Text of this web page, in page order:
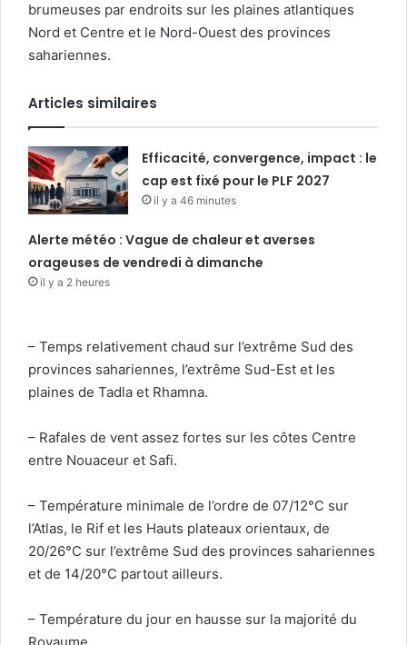
brumeuses par endroits sur les plaines atlantiques
Nord et Centre et le Nord-Ouest des provinces
sahariennes.
Articles similaires
Efficacité, convergence, impact : le
cap est fixé pour le PLF 2027
il y a 46 minutes
Alerte météo : Vague de chaleur et averses
orageuses de vendredi à dimanche
il y a 2 heures
– Temps relativement chaud sur l’extrême Sud des
provinces sahariennes, l’extrême Sud-Est et les
plaines de Tadla et Rhamna.
– Rafales de vent assez fortes sur les côtes Centre
entre Nouaceur et Safi.
– Température minimale de l’ordre de 07/12°C sur
l’Atlas, le Rif et les Hauts plateaux orientaux, de
20/26°C sur l’extrême Sud des provinces sahariennes
et de 14/20°C partout ailleurs.
– Température du jour en hausse sur la majorité du